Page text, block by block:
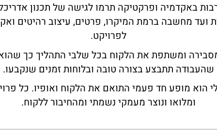
באקדמיה ופרקטיקה תרמו לגישה של תכנון
ועד מחשבה ברמת המיקרו, פרטים, עיצוב רהיטים
לפרויקט.
מסבירה ומשתפת את הלקוח בכל שלבי התהליך כך
שהעבודה תתבצע בצורה טובה ובלוחות זמנים שנקבעו.
הוא מופע חד פעמי התואם את הלקוח ואופיו. כל
ומלואו ונוצר מעמקי נשמתי ומהחיבור ללקוח.